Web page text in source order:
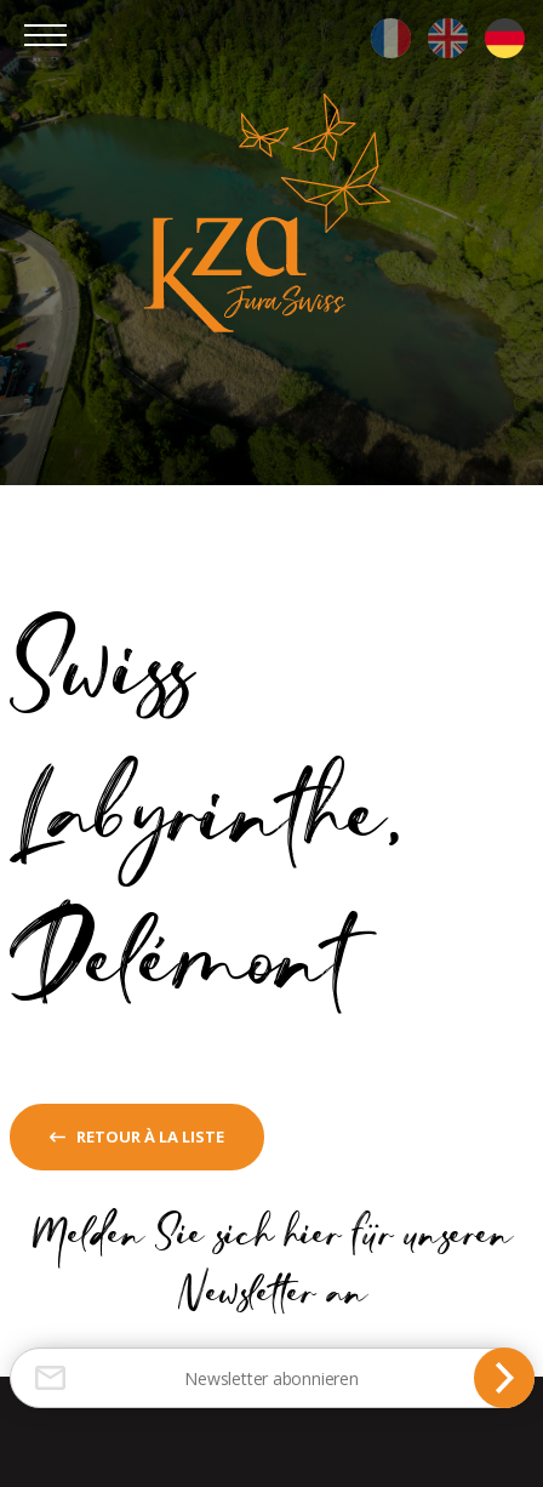
Kza
Jura
Swiss
Swiss
Labyrinthe,
Delémont
RETOUR À LA LISTE
Melden Sie sich hier für unseren
Newsletter an